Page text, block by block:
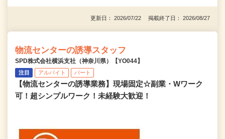
更新日： 2026/07/22 掲載終了日： 2026/08/27
物流センターの誘導スタッフ
SPD株式会社横浜支社（神奈川県）【YO044】
注目 アルバイト パート
【物流センターの誘導業務】現場固定☆副業・Wワーク
可！超シンプルワーク！未経験大歓迎！